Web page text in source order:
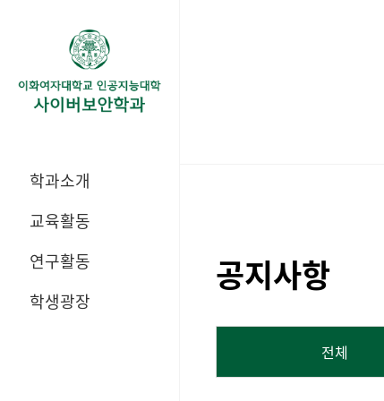
학과소개
교육활동
연구활동
학생광장
공지사항
전체